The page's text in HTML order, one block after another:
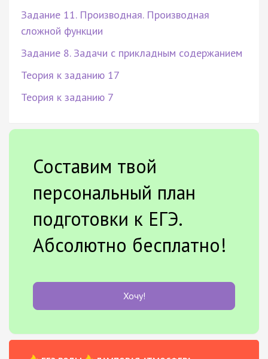
Задание 11. Производная. Производная
сложной функции
Задание 8. Задачи с прикладным содержанием
Теория к заданию 17
Теория к заданию 7
Составим твой
персональный план
подготовки к ЕГЭ.
Абсолютно бесплатно!
Хочу!